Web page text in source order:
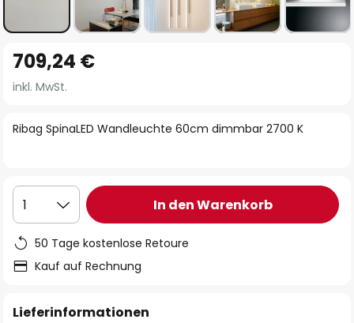
Anfang
der
springen
Ribag SpinaLED Wandleuchte 60cm dimmbar 2700 K
709,24 €
inkl. MwSt.
1 In den Warenkorb
50 Tage kostenlose Retoure
Kauf auf Rechnung
Lieferinformationen